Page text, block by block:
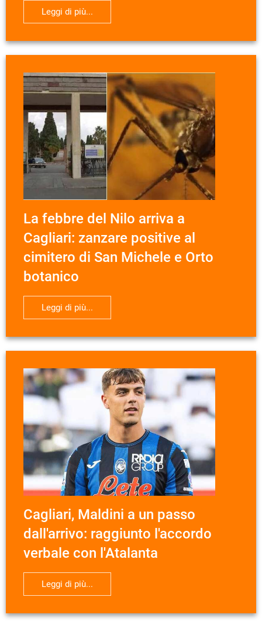
Leggi di più...
La febbre del Nilo arriva a
Cagliari: zanzare positive al
cimitero di San Michele e Orto
botanico
Leggi di più...
Cagliari, Maldini a un passo
dall'arrivo: raggiunto l'accordo
verbale con l'Atalanta
Leggi di più...